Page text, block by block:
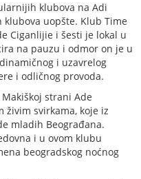
klubova na Adi
uopšte. Klub Time
Ciganlijie i šesti je lokal u
na pauzu i odmor on je u
i uzavrelog
i odličnog provoda.
strani Ade
živim svirkama, koje iz
mladih Beograđana.
i u ovom klubu
beogradskog noćnog